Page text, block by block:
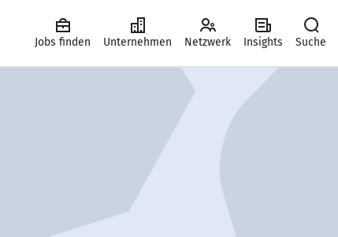
Jobs finden Unternehmen Netzwerk Insights Suche